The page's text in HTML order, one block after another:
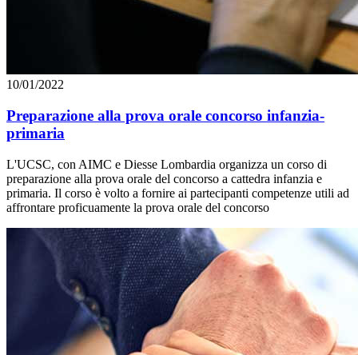
10/01/2022
Preparazione alla prova orale concorso infanzia-
primaria
L'UCSC, con AIMC e Diesse Lombardia organizza un corso di
preparazione alla prova orale del concorso a cattedra infanzia e
primaria. Il corso è volto a fornire ai partecipanti competenze utili ad
affrontare proficuamente la prova orale del concorso